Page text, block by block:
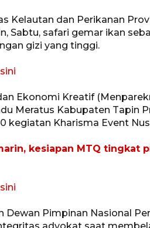
Kelautan dan Perikanan
Sabtu, safari gemar ikan
gizi yang tinggi.
sini
Ekonomi Kreatif
Meratus Kabupaten Tapin
kegiatan Kharisma Event
kesiapan MTQ tingkat
sini
Dewan Pimpinan Nasional
advokat saat